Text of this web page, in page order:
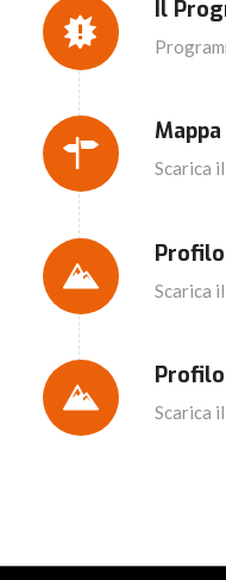
Il
Scarica
Scarica
Scarica